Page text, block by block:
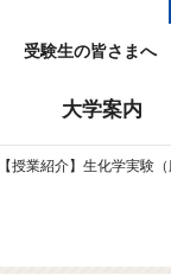
受験生の皆さまへ
大学案内
【授業紹介】生化学実験